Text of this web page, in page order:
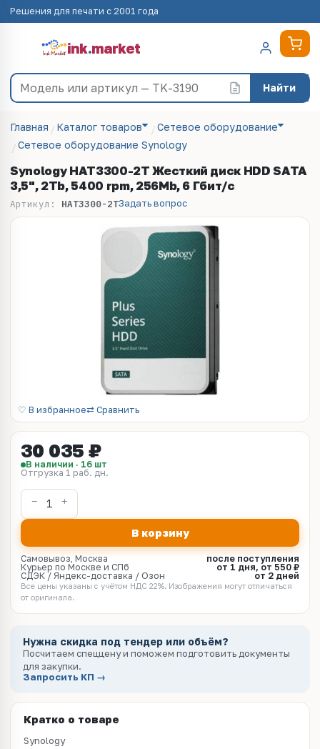
Решения для печати с 2001 года
ink.market
Найти
Главная Каталог товаров
Сетевое оборудование
Сетевое оборудование Synology
Synology HAT3300-2T Жесткий диск HDD SATA
3,5", 2Tb, 5400 rpm, 256Mb, 6 Гбит/с
Артикул: HAT3300-2TЗадать вопрос
♡ В избранное⇄ Сравнить
30 035 ₽
В наличии · 16 шт
Отгрузка 1 раб. дн.
В корзину
Самовывоз, Москва
после поступления
Курьер по Москве и СПб
от 1 дня, от 550 ₽
СДЭК / Яндекс-доставка / Озон
от 2 дней
Все цены указаны с учётом НДС 22%. Изображения могут отличаться
от оригинала.
Нужна скидка под тендер или объём?
Посчитаем спеццену и поможем подготовить документы
для закупки.
Запросить КП →
Кратко о товаре
Synology